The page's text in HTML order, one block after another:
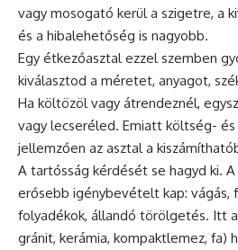
vagy mosogató kerül a szigetre, a
és a hibalehetőség is nagyobb.
Egy étkezőasztal ezzel szemben
kiválasztod a méretet, anyagot,
Ha költözöl vagy átrendeznél,
vagy lecseréled. Emiatt költség-
jellemzően az asztal a
A tartósság kérdését se hagyd ki.
erősebb igénybevételt kap: vágás,
folyadékok, állandó törölgetés. Itt
gránit, kerámia, kompaktlemez, fa)